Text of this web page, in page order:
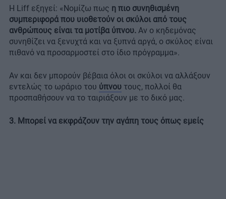
Η Liff εξηγεί: «Νομίζω πως η πιο συνηθισμένη
συμπεριφορά που υιοθετούν οι σκύλοι από τους
ανθρώπους είναι τα μοτίβα ύπνου. Αν ο κηδεμόνας
συνηθίζει να ξενυχτά και να ξυπνά αργά, ο σκύλος είναι
πιθανό να προσαρμοστεί στο ίδιο πρόγραμμα».
Αν και δεν μπορούν βέβαια όλοι οι σκύλοι να αλλάξουν
εντελώς το ωράριο του ύπνου τους, πολλοί θα
προσπαθήσουν να το ταιριάξουν με το δικό μας.
3. Μπορεί να εκφράζουν την αγάπη τους όπως εμείς